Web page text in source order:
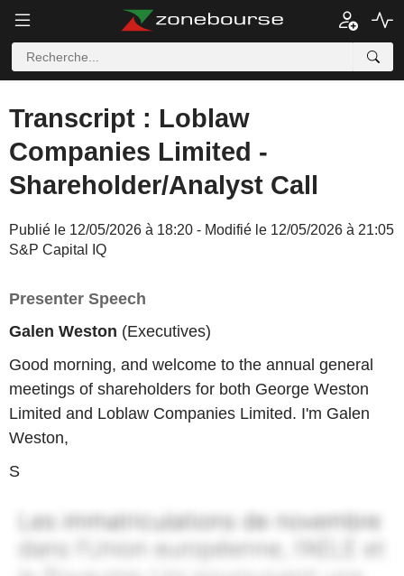
Transcript : Loblaw
Companies Limited -
Shareholder/Analyst Call
Publié le 12/05/2026 à 18:20 - Modifié le 12/05/2026 à 21:05
S&P Capital IQ
Presenter Speech
Galen Weston (Executives)
Good morning, and welcome to the annual general
meetings of shareholders for both George Weston
Limited and Loblaw Companies Limited. I'm Galen
Weston,
S